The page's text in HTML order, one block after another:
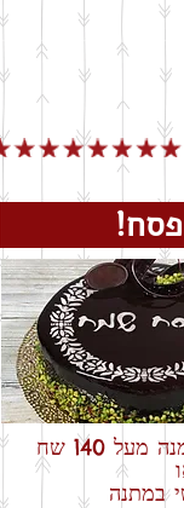
פסח!
140 שח
במתנה